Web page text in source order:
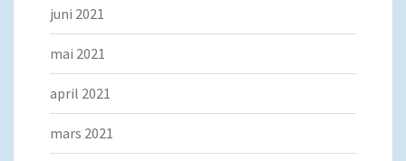
juni 2021
mai 2021
april 2021
mars 2021